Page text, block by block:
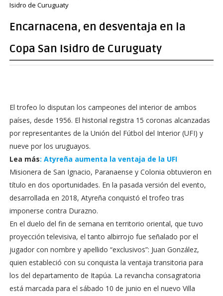
Isidro de Curuguaty
Encarnacena, en desventaja en la
Copa San Isidro de Curuguaty
El trofeo lo disputan los campeones del interior de ambos
países, desde 1956. El historial registra 15 coronas alcanzadas
por representantes de la Unión del Fútbol del Interior (UFI) y
nueve por los uruguayos.
Lea más: Atyreña aumenta la ventaja de la UFI
Misionera de San Ignacio, Paranaense y Colonia obtuvieron en
título en dos oportunidades. En la pasada versión del evento,
desarrollada en 2018, Atyreña conquistó el trofeo tras
imponerse contra Durazno.
En el duelo del fin de semana en territorio oriental, que tuvo
proyección televisiva, el tanto albirrojo fue señalado por el
jugador con nombre y apellido “exclusivos”: Juan González,
quien estableció con su conquista la ventaja transitoria para
los del departamento de Itapúa. La revancha consagratoria
está marcada para el sábado 10 de junio en el nuevo Villa